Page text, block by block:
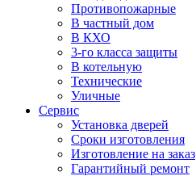
Противопожарные
В частный дом
В КХО
3-го класса защиты
В котельную
Технические
Уличные
Сервис
Установка дверей
Сроки изготовления
Изготовление на заказ
Гарантийный ремонт